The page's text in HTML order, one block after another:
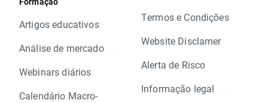
Artigos educativos
Análise de mercado
Webinars diários
Calendário Macro-
Termos e Condições
Website Disclamer
Alerta de Risco
Informação legal